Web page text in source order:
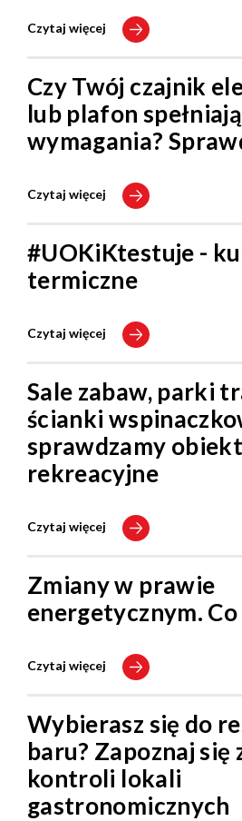
Czytaj więcej
Czy Twój czajnik
lub plafon spełniają
wymagania?
Czytaj więcej
#UOKiKtestuje -
termiczne
Czytaj więcej
Sale zabaw, parki
ścianki
sprawdzamy
rekreacyjne
Czytaj więcej
Zmiany w prawie
energetycznym. Co
Czytaj więcej
Wybierasz się do
baru? Zapoznaj się
kontroli lokali
gastronomicznych